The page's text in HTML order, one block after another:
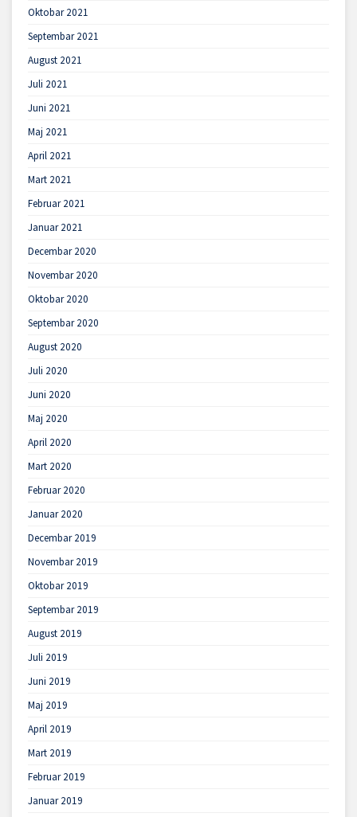
Oktobar 2021
Septembar 2021
August 2021
Juli 2021
Juni 2021
Maj 2021
April 2021
Mart 2021
Februar 2021
Januar 2021
Decembar 2020
Novembar 2020
Oktobar 2020
Septembar 2020
August 2020
Juli 2020
Juni 2020
Maj 2020
April 2020
Mart 2020
Februar 2020
Januar 2020
Decembar 2019
Novembar 2019
Oktobar 2019
Septembar 2019
August 2019
Juli 2019
Juni 2019
Maj 2019
April 2019
Mart 2019
Februar 2019
Januar 2019